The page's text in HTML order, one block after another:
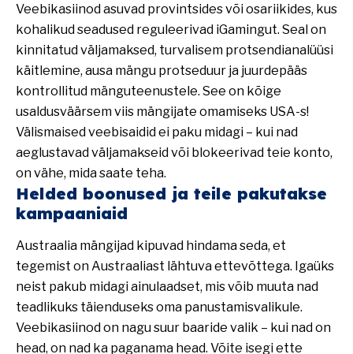
Veebikasiinod asuvad provintsides või osariikides, kus
kohalikud seadused reguleerivad iGamingut. Seal on
kinnitatud väljamaksed, turvalisem protsendianalüüsi
käitlemine, ausa mängu protseduur ja juurdepääs
kontrollitud mänguteenustele. See on kõige
usaldusväärsem viis mängijate omamiseks USA-s!
Välismaised veebisaidid ei paku midagi – kui nad
aeglustavad väljamakseid või blokeerivad teie konto,
on vähe, mida saate teha.
Helded boonused ja teile pakutakse
kampaaniaid
Austraalia mängijad kipuvad hindama seda, et
tegemist on Austraaliast lähtuva ettevõttega. Igaüks
neist pakub midagi ainulaadset, mis võib muuta nad
teadlikuks täienduseks oma panustamisvalikule.
Veebikasiinod on nagu suur baaride valik – kui nad on
head, on nad ka paganama head. Võite isegi ette